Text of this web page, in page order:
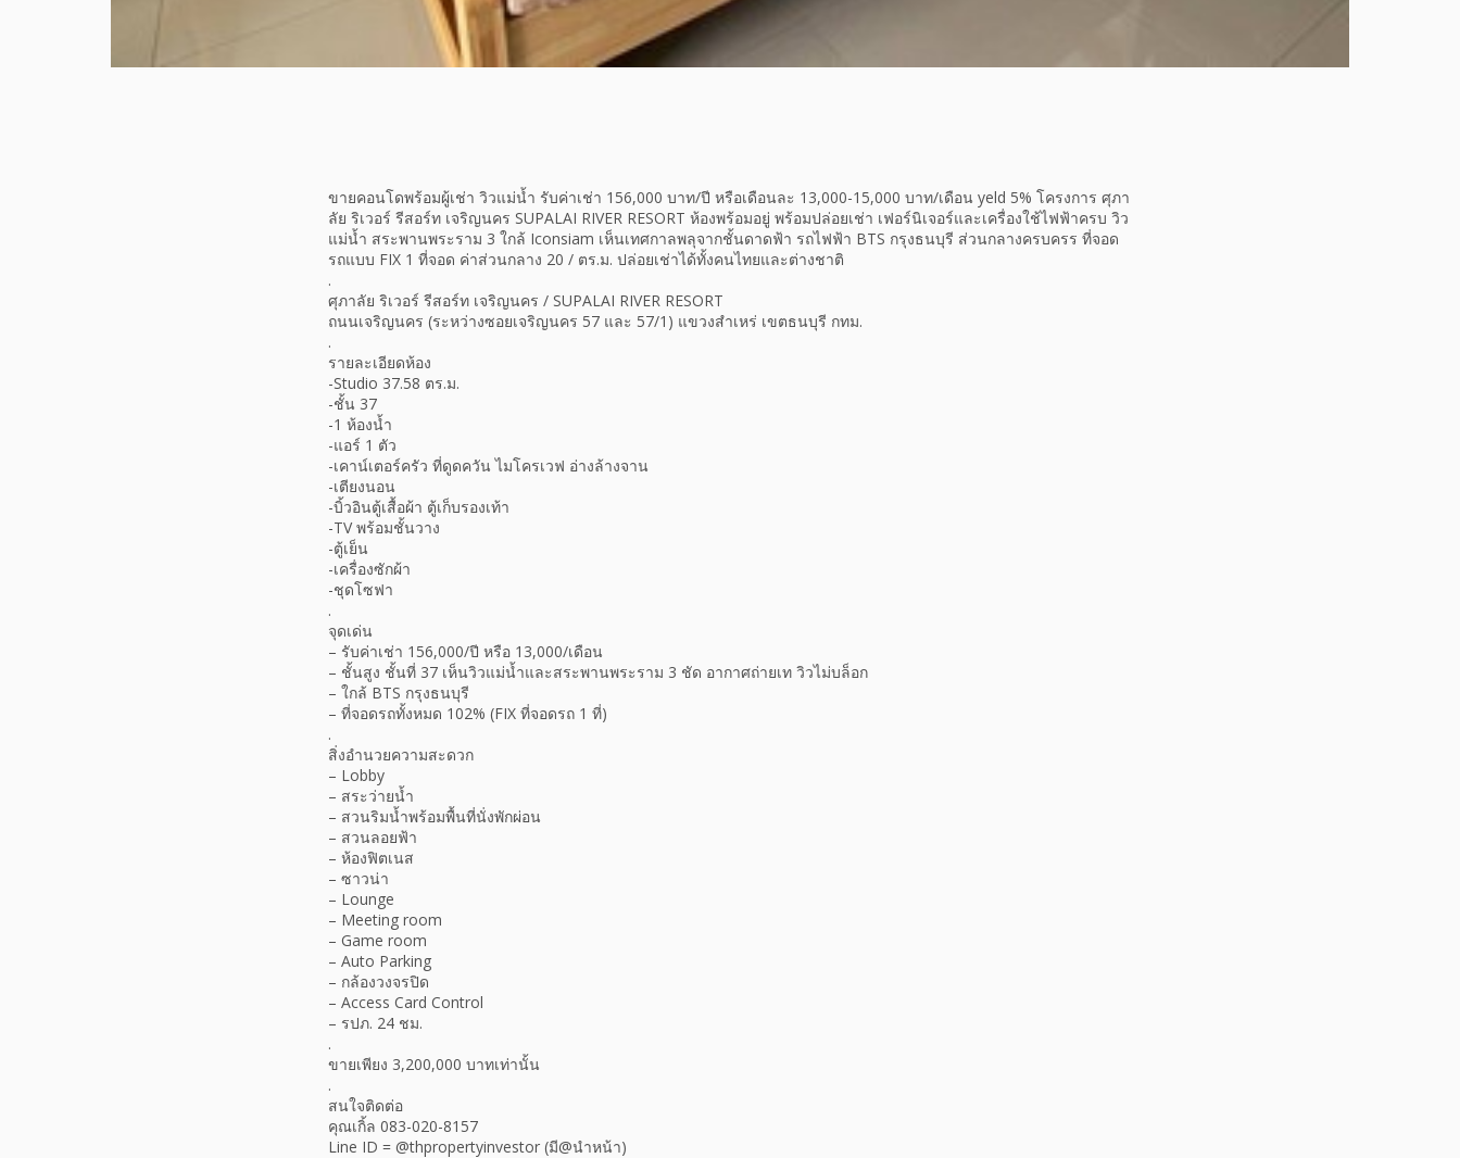
ขายคอนโดพร้อมผู้เช่า วิวแม่น้ำ รับค่าเช่า 156,000 บาท/ปี หรือเดือนละ 13,000-15,000 บาท/เดือน yeld 5% โครงการ ศุภา
ลัย ริเวอร์ รีสอร์ท เจริญนคร SUPALAI RIVER RESORT ห้องพร้อมอยู่ พร้อมปล่อยเช่า เฟอร์นิเจอร์และเครื่องใช้ไฟฟ้าครบ วิว
แม่น้ำ สระพานพระราม 3 ใกล้ Iconsiam เห็นเทศกาลพลุจากชั้นดาดฟ้า รถไฟฟ้า BTS กรุงธนบุรี ส่วนกลางครบครร ที่จอด
รถแบบ FIX 1 ที่จอด ค่าส่วนกลาง 20 / ตร.ม. ปล่อยเช่าได้ทั้งคนไทยและต่างชาติ
.
ศุภาลัย ริเวอร์ รีสอร์ท เจริญนคร / SUPALAI RIVER RESORT
ถนนเจริญนคร (ระหว่างซอยเจริญนคร 57 และ 57/1) แขวงสำเหร่ เขตธนบุรี กทม.
.
รายละเอียดห้อง
-Studio 37.58 ตร.ม.
-ชั้น 37
-1 ห้องน้ำ
-แอร์ 1 ตัว
-เคาน์เตอร์ครัว ที่ดูดควัน ไมโครเวฟ อ่างล้างจาน
-เตียงนอน
-บิ้วอินตู้เสื้อผ้า ตู้เก็บรองเท้า
-TV พร้อมชั้นวาง
-ตู้เย็น
-เครื่องซักผ้า
-ชุดโซฟา
.
จุดเด่น
– รับค่าเช่า 156,000/ปี หรือ 13,000/เดือน
– ชั้นสูง ชั้นที่ 37 เห็นวิวแม่น้ำและสระพานพระราม 3 ชัด อากาศถ่ายเท วิวไม่บล็อก
– ใกล้ BTS กรุงธนบุรี
– ที่จอดรถทั้งหมด 102% (FIX ที่จอดรถ 1 ที่)
.
สิ่งอำนวยความสะดวก
– Lobby
– สระว่ายน้ำ
– สวนริมน้ำพร้อมพื้นที่นั่งพักผ่อน
– สวนลอยฟ้า
– ห้องฟิตเนส
– ซาวน่า
– Lounge
– Meeting room
– Game room
– Auto Parking
– กล้องวงจรปิด
– Access Card Control
– รปภ. 24 ชม.
.
ขายเพียง 3,200,000 บาทเท่านั้น
.
สนใจติดต่อ
คุณเกิ้ล 083-020-8157
Line ID = @thpropertyinvestor (มี@นำหน้า)